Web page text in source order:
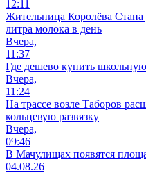
12:11
Жительница Королёва Стана
литра молока в день
Вчера,
11:37
Где дешево купить
Вчера,
11:24
На трассе возле Таборов
кольцевую развязку
Вчера,
09:46
В Мачулищах появятся
04.08.26